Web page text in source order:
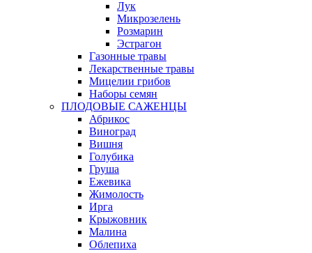
Лук
Микрозелень
Розмарин
Эстрагон
Газонные травы
Лекарственные травы
Мицелии грибов
Наборы семян
ПЛОДОВЫЕ САЖЕНЦЫ
Абрикос
Виноград
Вишня
Голубика
Груша
Ежевика
Жимолость
Ирга
Крыжовник
Малина
Облепиха